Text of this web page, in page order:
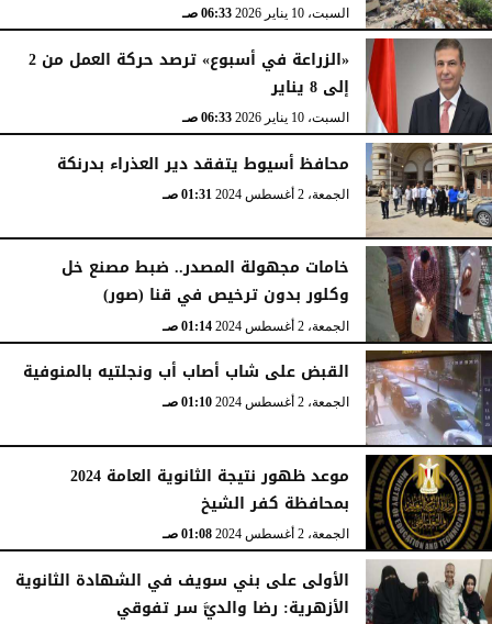
السبت، 10 يناير 2026 06:33 صـ
«الزراعة في أسبوع» ترصد حركة العمل من 2
إلى 8 يناير
السبت، 10 يناير 2026 06:33 صـ
محافظ أسيوط يتفقد دير العذراء بدرنكة
الجمعة، 2 أغسطس 2024 01:31 صـ
خامات مجهولة المصدر.. ضبط مصنع خل
وكلور بدون ترخيص في قنا (صور)
الجمعة، 2 أغسطس 2024 01:14 صـ
القبض على شاب أصاب أب ونجلتيه بالمنوفية
الجمعة، 2 أغسطس 2024 01:10 صـ
موعد ظهور نتيجة الثانوية العامة 2024
بمحافظة كفر الشيخ
الجمعة، 2 أغسطس 2024 01:08 صـ
الأولى على بني سويف في الشهادة الثانوية
الأزهرية: رضا والديَّ سر تفوقي